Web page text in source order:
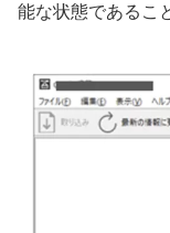
能な状態であるこ